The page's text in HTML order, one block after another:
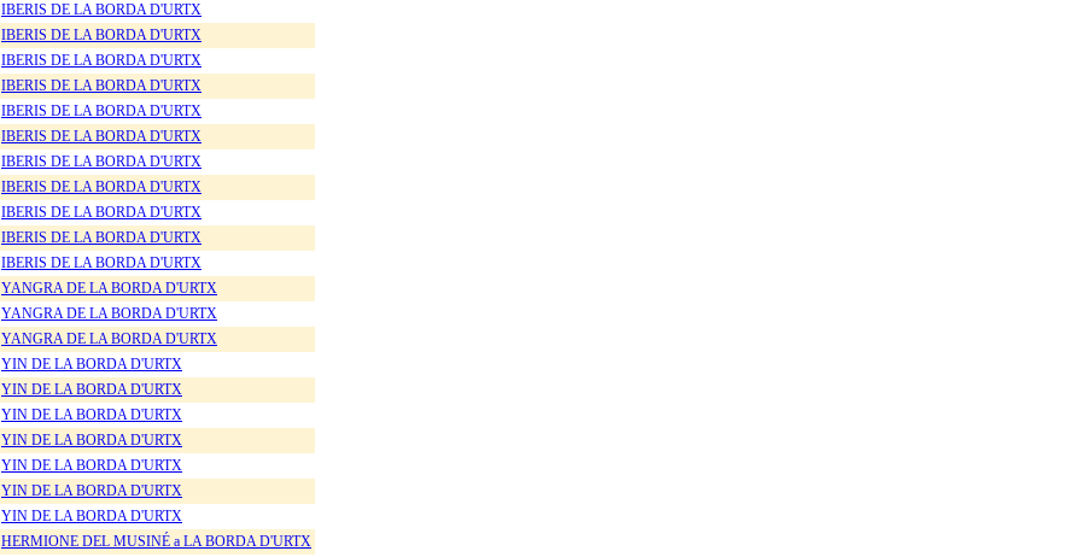
IBERIS DE LA BORDA D'URTX
IBERIS DE LA BORDA D'URTX
IBERIS DE LA BORDA D'URTX
IBERIS DE LA BORDA D'URTX
IBERIS DE LA BORDA D'URTX
IBERIS DE LA BORDA D'URTX
IBERIS DE LA BORDA D'URTX
IBERIS DE LA BORDA D'URTX
IBERIS DE LA BORDA D'URTX
IBERIS DE LA BORDA D'URTX
IBERIS DE LA BORDA D'URTX
YANGRA DE LA BORDA D'URTX
YANGRA DE LA BORDA D'URTX
YANGRA DE LA BORDA D'URTX
YIN DE LA BORDA D'URTX
YIN DE LA BORDA D'URTX
YIN DE LA BORDA D'URTX
YIN DE LA BORDA D'URTX
YIN DE LA BORDA D'URTX
YIN DE LA BORDA D'URTX
YIN DE LA BORDA D'URTX
HERMIONE DEL MUSINÉ a LA BORDA D'URTX